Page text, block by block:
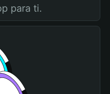
para ti.